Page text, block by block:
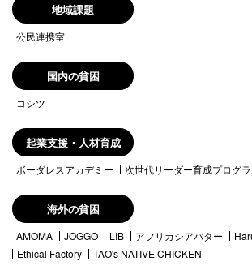
地域課題
公民連携室
国内の貧困
コシツ
起業支援・人材育成
ボーダレスアカデミー 次世代リーダー育成プログラ
海外の貧困
AMOMA JOGGO LIB アフリカシアバター
Ethical Factory
TAO's NATIVE CHICKEN